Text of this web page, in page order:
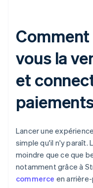
vous la
et
Lancer une
simple qu'il n'y paraît.
moindre que ce que
notamment grâce à
commerce en arrière-